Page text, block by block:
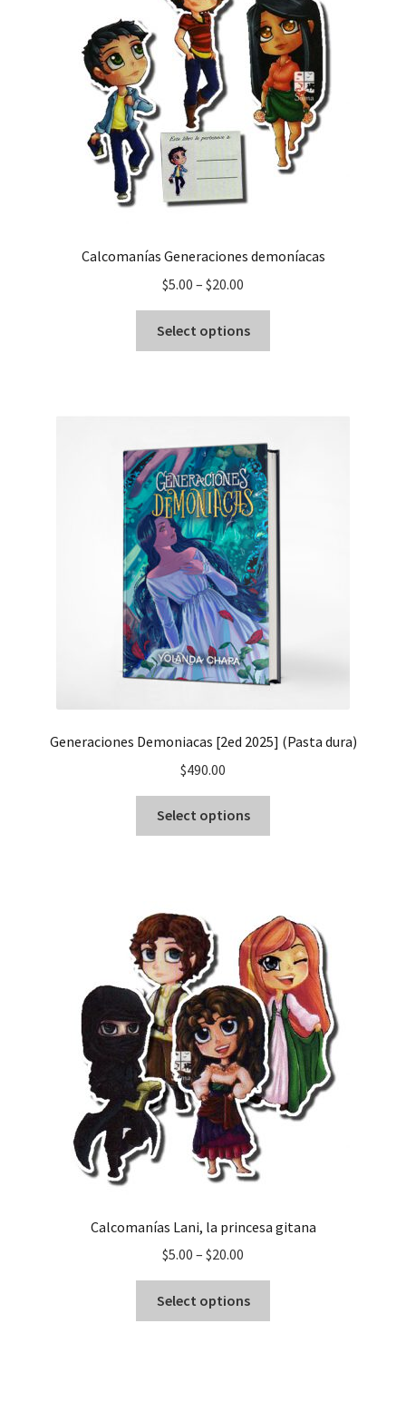
Calcomanías Generaciones demoníacas
$5.00 – $20.00
Select options
Generaciones Demoniacas [2ed 2025] (Pasta dura)
$490.00
Select options
Calcomanías Lani, la princesa gitana
$5.00 – $20.00
Select options